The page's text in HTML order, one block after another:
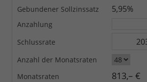
Gebundener Sollzinssatz 5,95%
Anzahlung
Schlussrate
Anzahl der Monatsraten
Monatsraten
813,– €